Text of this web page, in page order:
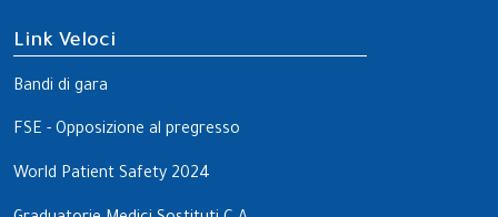
Link Veloci
Bandi di gara
FSE - Opposizione al pregresso
World Patient Safety 2024